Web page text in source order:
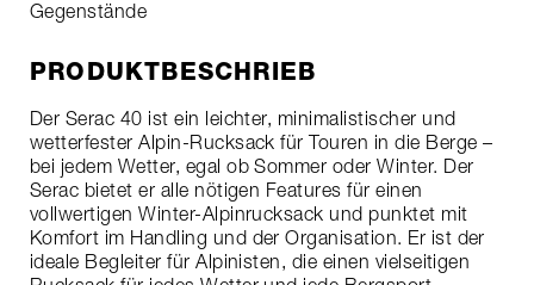
Gegenstände
PRODUKTBESCHRIEB
Der Serac 40 ist ein leichter, minimalistischer und
wetterfester Alpin-Rucksack für Touren in die Berge –
bei jedem Wetter, egal ob Sommer oder Winter. Der
Serac bietet er alle nötigen Features für einen
vollwertigen Winter-Alpinrucksack und punktet mit
Komfort im Handling und der Organisation. Er ist der
ideale Begleiter für Alpinisten, die einen vielseitigen